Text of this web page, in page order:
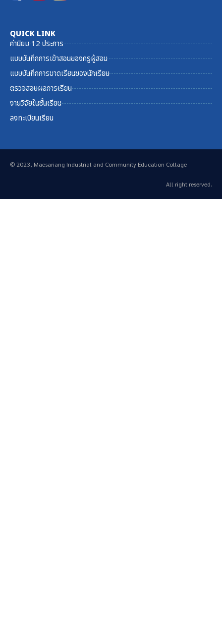
QUICK LINK
ค่านิยม 12 ประการ
แบบบันทึกการเข้าสอนของครูผู้สอน
แบบบันทึกการขาดเรียนของนักเรียน
ตรวจสอบผลการเรียน
งานวิจัยในชั้นเรียน
ลงทะเบียนเรียน
© 2023, Maesariang Industrial and Community Education Collage
All right reserved.